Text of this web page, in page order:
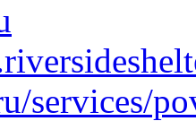
services/